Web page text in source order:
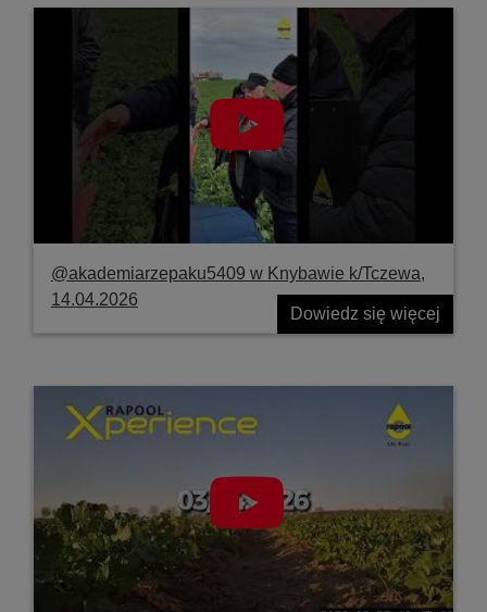
@akademiarzepaku5409 w Knybawie k/Tczewa,
14.04.2026
Dowiedz się więcej